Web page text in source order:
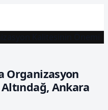
Organizasyon
Ankara